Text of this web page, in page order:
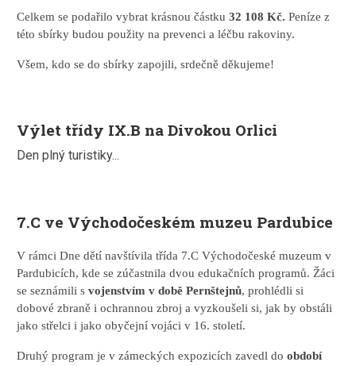
Celkem se podařilo vybrat krásnou částku32 108 Kč. Peníze z
této sbírky budou použity na prevenci a léčbu rakoviny.
Všem, kdo se do sbírky zapojili, srdečně děkujeme!
Výlet třídy IX.B na Divokou Orlici
Den plný turistiky...
7.C ve Východočeském muzeu Pardubice
V rámci Dne dětí navštívila třída 7.C Východočeské muzeum v
Pardubicích, kde se zúčastnila dvou edukačních programů. Žáci
se seznámili svojenstvím v době Pernštejnů, prohlédli si
dobové zbraně i ochrannou zbroj a vyzkoušeli si, jak by obstáli
jako střelci i jako obyčejní vojáci v 16. století.
Druhý program je v zámeckých expozicích zavedl doobdobí